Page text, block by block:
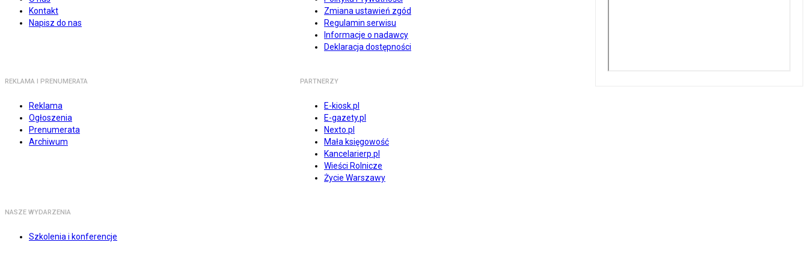
Kontakt
Napisz do nas
Zmiana ustawień zgód
Regulamin serwisu
Informacje o nadawcy
Deklaracja dostępności
REKLAMA I PRENUMERATA
Reklama
Ogłoszenia
Prenumerata
Archiwum
PARTNERZY
E-kiosk.pl
E-gazety.pl
Nexto.pl
Mała księgowość
Kancelarierp.pl
Wieści Rolnicze
Życie Warszawy
NASZE WYDARZENIA
Szkolenia i konferencje